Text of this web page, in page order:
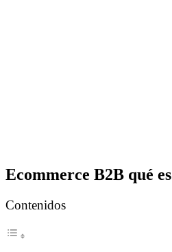
Ecommerce B2B qué es
Contenidos